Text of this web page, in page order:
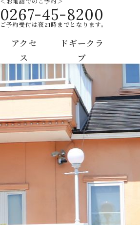
0267-45-8200
ご予約受付は夜21時までとなります。
アクセ
ス
ドギークラ
ブ